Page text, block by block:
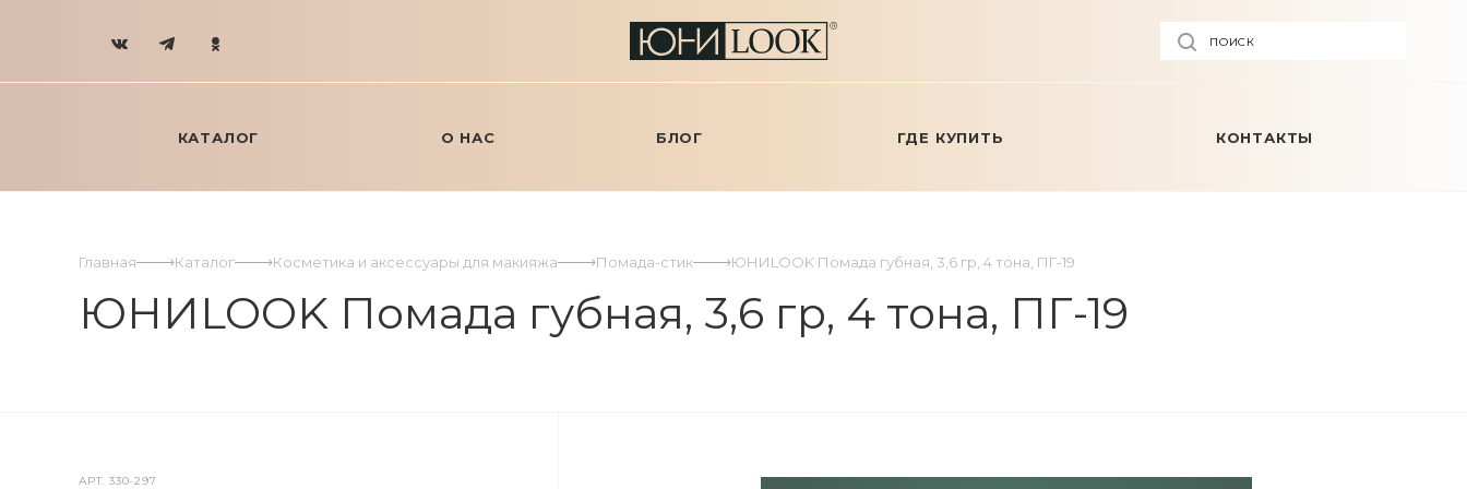
ПОИСК
КАТАЛОГ О НАС БЛОГ ГДЕ КУПИТЬ КОНТАКТЫ
Главная Каталог Косметика и аксессуары для макияжа Помада-стик ЮНИLOOK Помада губная, 3,6 гр, 4 тона, ПГ-19
ЮНИLOOK Помада губная, 3,6 гр, 4 тона, ПГ-19
АРТ.330-297